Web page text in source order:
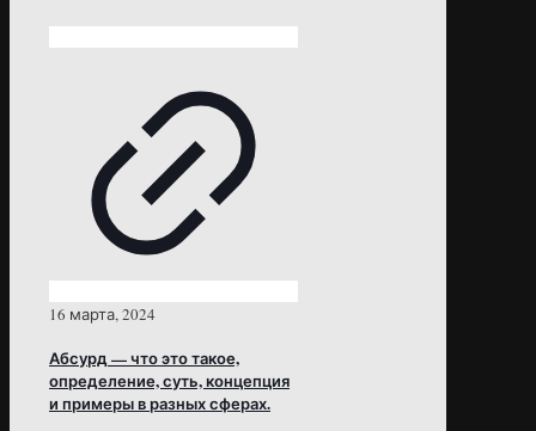
16 марта, 2024
Абсурд — что это такое,
определение, суть, концепция
и примеры в разных сферах.